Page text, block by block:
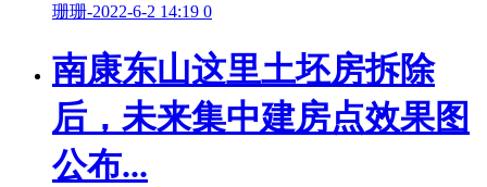
珊珊-2022-6-2 14:19 0
南康东山这里土坯房拆除
后，未来集中建房点效果图
公布...